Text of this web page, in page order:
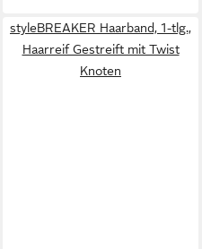
styleBREAKER Haarband, 1-tlg.,
Haarreif Gestreift mit Twist
Knoten